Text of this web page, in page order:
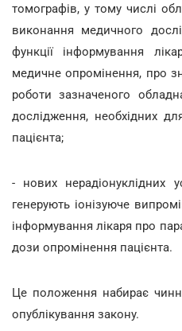
томографів, у тому числі
виконання медичного
функції інформування
медичне опромінення, про
роботи зазначеного
дослідження, необхідних
пацієнта;
- нових нерадіонуклідних
генерують іонізуюче
інформування лікаря про
дози опромінення пацієнта.
Це положення набирає
опублікування закону.